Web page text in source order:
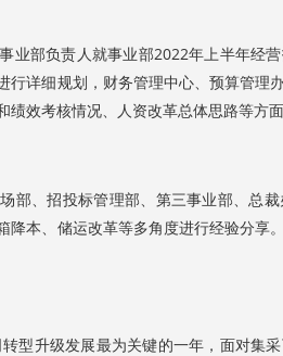
部负责人就事业部2022年上半年经营
行详细规划，财务管理中心、预算管理
绩效考核情况、人资改革总体思路等方面
、招投标管理部、第三事业部、总裁
降本、储运改革等多角度进行经验分享
升级发展最为关键的一年，面对集采